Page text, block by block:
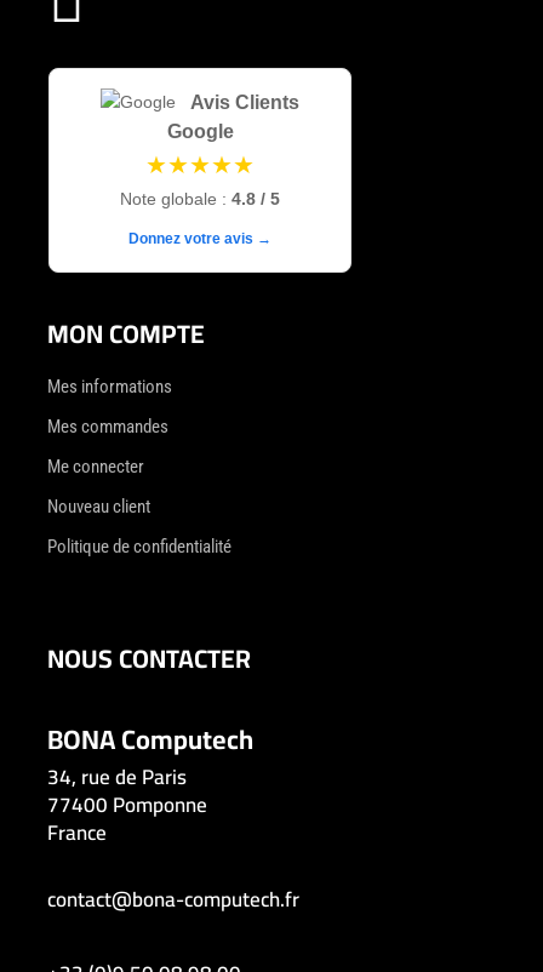
Avis Clients
Google
★★★★★
Note globale : 4.8 / 5
Donnez votre avis →
MON COMPTE
Mes informations
Mes commandes
Me connecter
Nouveau client
Politique de confidentialité
NOUS CONTACTER
BONA Computech
34, rue de Paris
77400 Pomponne
France
contact@bona-computech.fr